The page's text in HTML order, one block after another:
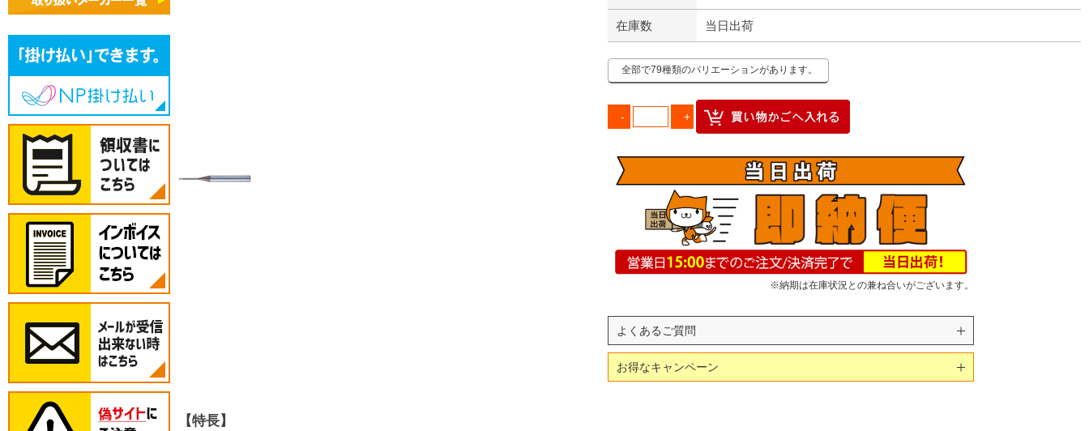
在庫数 当日出荷
全部で79種類のバリエーションがあります。
※納期は在庫状況との兼ね合いがございます。
よくあるご質問
お得なキャンペーン
【特長】